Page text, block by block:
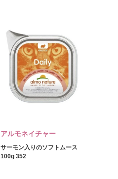
アルモネイチャー
サーモン入りのソフトムース
100g 352